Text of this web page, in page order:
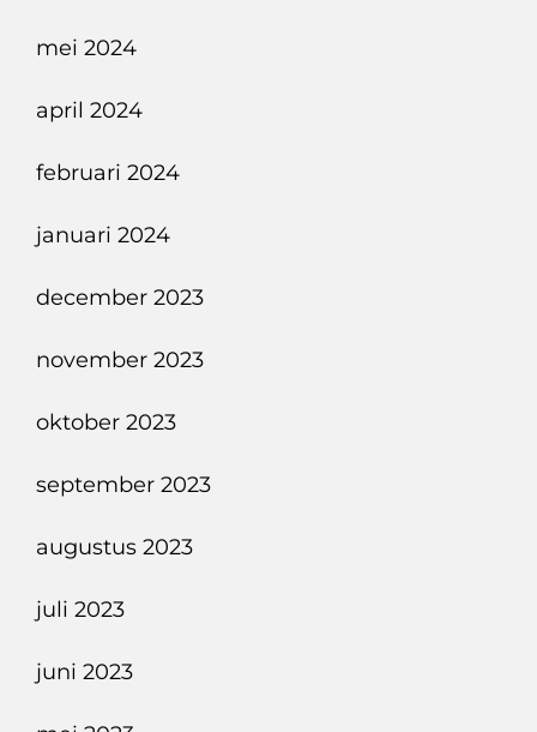
mei 2024
april 2024
februari 2024
januari 2024
december 2023
november 2023
oktober 2023
september 2023
augustus 2023
juli 2023
juni 2023